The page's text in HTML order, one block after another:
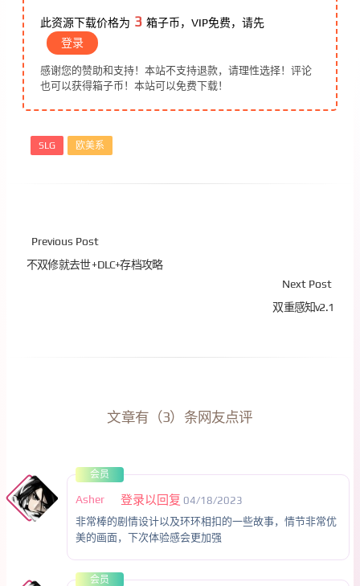
此资源下载价格为 3 箱子币，VIP免费，请先
登录
感谢您的赞助和支持！本站不支持退款，请理性选择！评论
也可以获得箱子币！本站可以免费下载！
SLG 欧美系
Previous Post
不双修就去世 +DLC+存档攻略
Next Post
双重感知v2.1
文章有（3）条网友点评
会员
登录以回复
Asher
04/18/2023
非常棒的剧情设计以及环环相扣的一些故事，情节非常优
美的画面，下次体验感会更加强
会员